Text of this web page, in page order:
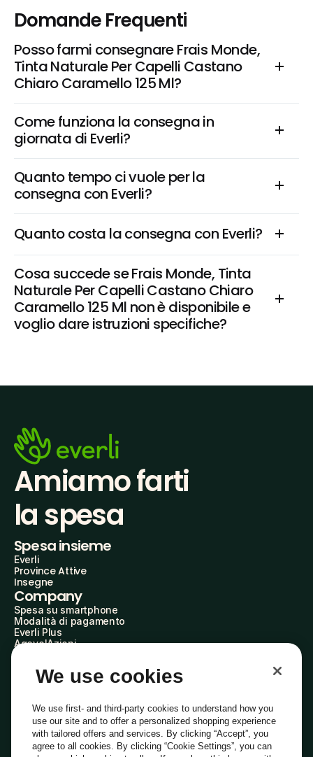
Domande Frequenti
Posso farmi consegnare Frais Monde,
Tinta Naturale Per Capelli Castano
Chiaro Caramello 125 Ml?
Come funziona la consegna in
giornata di Everli?
Quanto tempo ci vuole per la
consegna con Everli?
Quanto costa la consegna con Everli?
Cosa succede se Frais Monde, Tinta
Naturale Per Capelli Castano Chiaro
Caramello 125 Ml non è disponibile e
voglio dare istruzioni specifiche?
Amiamo farti
la spesa
Spesa insieme
Everli
Province Attive
Insegne
Company
Spesa su smartphone
Modalità di pagamento
Everli Plus
AgevolAzioni
Everli Shoppers
Scopri chi siamo
Domande frequenti
Lavora con noi
Diventa Shopper
We use cookies
We use first- and third-party cookies to understand how you
use our site and to offer a personalized shopping experience
with tailored offers and services. By clicking “Accept”, you
agree to all cookies. By clicking “Cookie Settings”, you can